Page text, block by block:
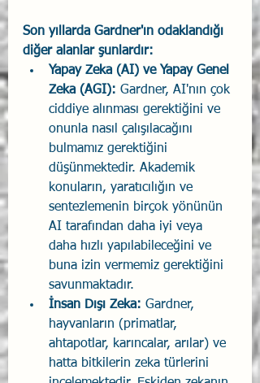
Son yıllarda Gardner'ın odaklandığı
diğer alanlar şunlardır:
Yapay Zeka (AI) ve Yapay Genel
Zeka (AGI): Gardner, AI'nın çok
ciddiye alınması gerektiğini ve
onunla nasıl çalışılacağını
bulmamız gerektiğini
düşünmektedir. Akademik
konuların, yaratıcılığın ve
sentezlemenin birçok yönünün
AI tarafından daha iyi veya
daha hızlı yapılabileceğini ve
buna izin vermemiz gerektiğini
savunmaktadır.
İnsan Dışı Zeka: Gardner,
hayvanların (primatlar,
ahtapotlar, karıncalar, arılar) ve
hatta bitkilerin zeka türlerini